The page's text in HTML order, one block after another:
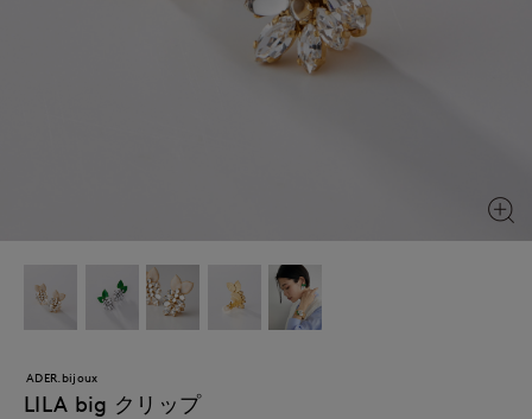
ADER.bijoux
LILA big クリップ